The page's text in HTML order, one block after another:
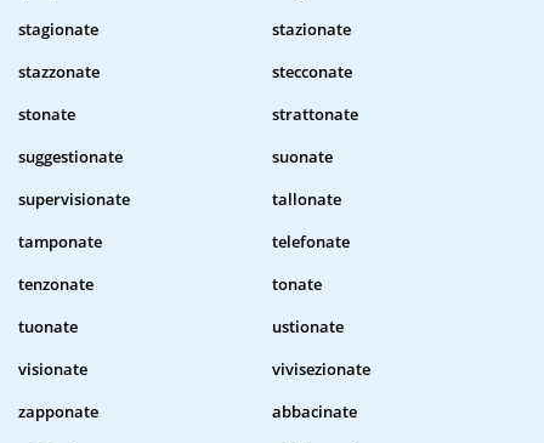
stagionate
stazionate
stazzonate
stecconate
stonate
strattonate
suggestionate
suonate
supervisionate
tallonate
tamponate
telefonate
tenzonate
tonate
tuonate
ustionate
visionate
vivisezionate
zapponate
abbacinate